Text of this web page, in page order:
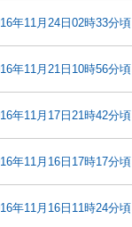
年11月24日02時33分頃
年11月21日10時56分頃
年11月17日21時42分頃
年11月16日17時17分頃
年11月16日11時24分頃